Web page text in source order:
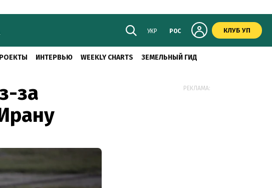
УКР РОС КЛУБ УП
ИНТЕРВЬЮ WEEKLY CHARTS ЗЕМЕЛЬНЫЙ ГИД
за
РЕКЛАМА: